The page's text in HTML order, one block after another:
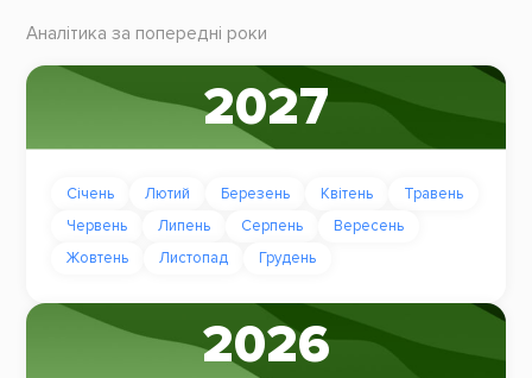
Аналітика за попередні роки
2027
Січень Лютий Березень Квітень
Травень
Червень
Липень Серпень
Вересень
Жовтень
Листопад Грудень
2026